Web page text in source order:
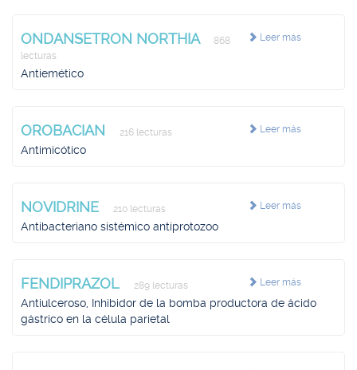
Leer más
ONDANSETRON NORTHIA
868
lecturas
Antiemético
Leer más
OROBACIAN 216 lecturas
Antimicótico
Leer más
NOVIDRINE 210 lecturas
Antibacteriano sistémico antiprotozoo
Leer más
FENDIPRAZOL 289 lecturas
Antiulceroso, Inhibidor de la bomba productora de ácido
gástrico en la célula parietal